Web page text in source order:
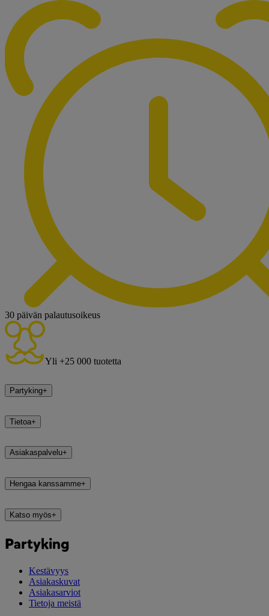
30 päivän palautusoikeus
Yli +25 000 tuotetta
Partyking+
Tietoa+
Asiakaspalvelu+
Hengaa kanssamme+
Katso myös+
Partyking
Kestävyys
Asiakaskuvat
Asiakasarviot
Tietoja meistä